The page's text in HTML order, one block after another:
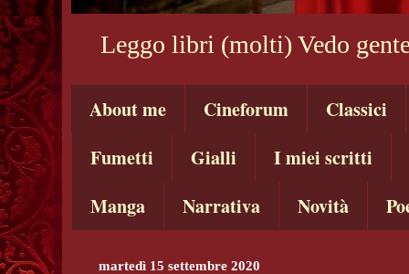
Leggo libri (molti) Vedo
About me Cineforum
Classici
Fumetti
Gialli
I miei scritti
Manga
Narrativa Novità
martedì 15 settembre 2020